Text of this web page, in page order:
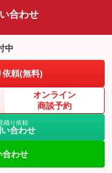
合わせ
中
頼(無料)
オンライン
商談予約
積り依頼
合わせ
合わせ